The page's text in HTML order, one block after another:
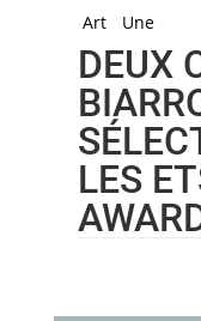
Art Une
DEUX
LES